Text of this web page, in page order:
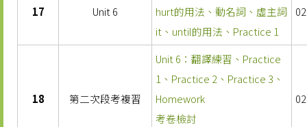
17 Unit 6
hurt的用法、動名詞、虛主詞
it、until的用法、Practice 1
18 第二次段考複習
Unit 6：翻譯練習、Practice
1、Practice 2、Practice 3、
Homework
考卷檢討